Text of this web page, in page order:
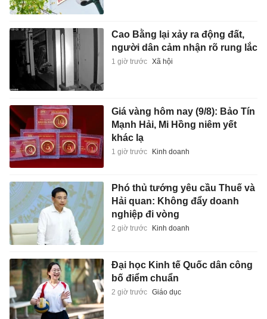
Cao Bằng lại xảy ra động đất,
người dân cảm nhận rõ rung lắc
1 giờ trước Xã hội
Giá vàng hôm nay (9/8): Bảo Tín
Mạnh Hải, Mi Hồng niêm yết
khác lạ
1 giờ trước Kinh doanh
Phó thủ tướng yêu cầu Thuế và
Hải quan: Không đẩy doanh
nghiệp đi vòng
2 giờ trước Kinh doanh
Đại học Kinh tế Quốc dân công
bố điểm chuẩn
2 giờ trước Giáo dục